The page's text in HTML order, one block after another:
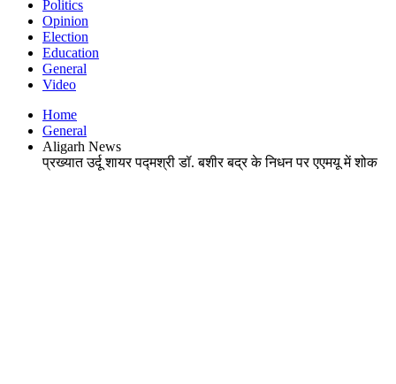
Politics
Opinion
Election
Education
General
Video
Home
General
Aligarh News
प्रख्यात उर्दू शायर पद्मश्री डॉ. बशीर बद्र के निधन पर एएमयू में शोक